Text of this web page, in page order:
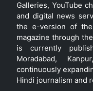
Galleries, YouTube
and digital news
the e-version of
magazine through
is currently
Moradabad,
continuously
Hindi journalism and